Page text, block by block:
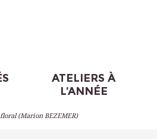
ATELIERS À
L’ANNÉE
(Marion BEZEMER)